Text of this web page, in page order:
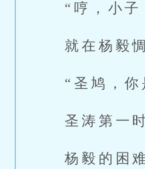
“哼，小
就在杨毅
“圣鸠，你
圣涛第一
杨毅的困